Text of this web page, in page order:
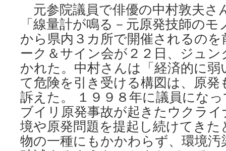
元参院議員で俳優の中村敦夫さ
「線量計が鳴る－元原発技師の
から県内３カ所で開催されるの
ーク＆サイン会が２２日、ジュ
かれた。中村さんは「経済的に
て危険を引き受ける構図は、原
訴えた。 １９９８年に議員にな
ブイリ原発事故が起きたウクラ
境や原発問題を提起し続けてき
物の一種にもかかわらず、環境